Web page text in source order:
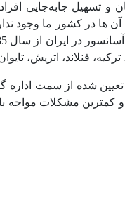
و تسهیل جا‌به‌جایی
ها در کشور ما وجود
فنلاند، اتریش،
تعیین شده از سمت
و کمترین مشکلات